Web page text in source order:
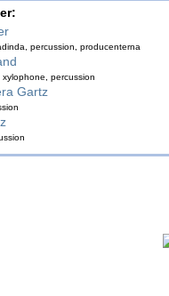
percussion, producenterna
percussion
Gartz